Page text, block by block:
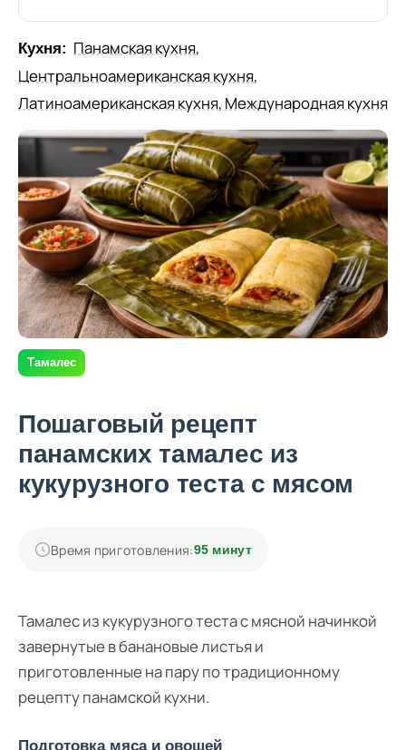
Кухня: Панамская кухня,
Центральноамериканская кухня,
Латиноамериканская кухня, Международная кухня
Тамалес
Пошаговый рецепт
панамских тамалес из
кукурузного теста с мясом
Время приготовления:95 минут
Тамалес из кукурузного теста с мясной начинкой
завернутые в банановые листья и
приготовленные на пару по традиционному
рецепту панамской кухни.
Подготовка мяса и овощей